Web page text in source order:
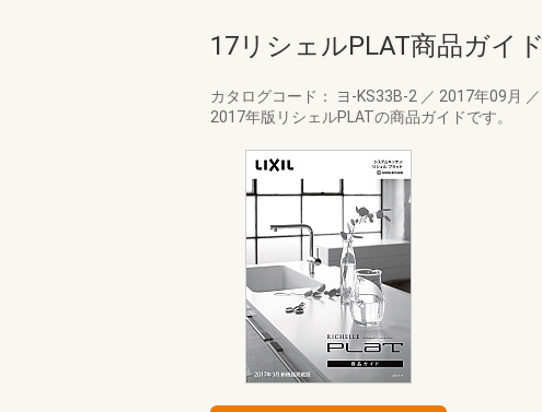
17リシェルPLAT商品ガイド
カタログコード： ヨ-KS33B-2 ／ 2017年09月 ／
2017年版リシェルPLATの商品ガイドです。